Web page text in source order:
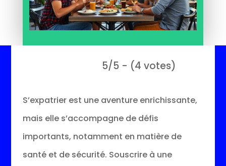
5/5 - (4 votes)
S’expatrier est une aventure enrichissante,
mais elle s’accompagne de défis
importants, notamment en matière de
santé et de sécurité. Souscrire à une